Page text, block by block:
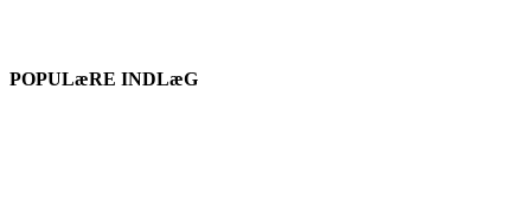
POPULæRE INDLæG